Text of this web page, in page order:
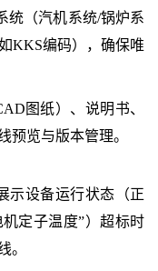
统（汽机系统/锅炉系
KKS编码），确保唯
图纸）、说明书、
预览与版本管理。
示设备运行状态（正
定子温度”）超标时
。